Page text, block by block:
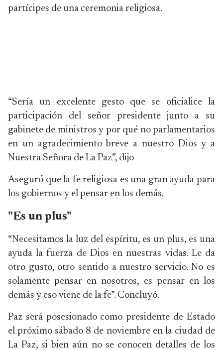
partícipes de una ceremonia religiosa.
“Sería un excelente gesto que se oficialice la
participación del señor presidente junto a su
gabinete de ministros y por qué no parlamentarios
en un agradecimiento breve a nuestro Dios y a
Nuestra Señora de La Paz”, dijo
Aseguró que la fe religiosa es una gran ayuda para
los gobiernos y el pensar en los demás.
"Es un plus"
“Necesitamos la luz del espíritu, es un plus, es una
ayuda la fuerza de Dios en nuestras vidas. Le da
otro gusto, otro sentido a nuestro servicio. No es
solamente pensar en nosotros, es pensar en los
demás y eso viene de la fe”. Concluyó.
Paz será posesionado como presidente de Estado
el próximo sábado 8 de noviembre en la ciudad de
La Paz, si bien aún no se conocen detalles de los